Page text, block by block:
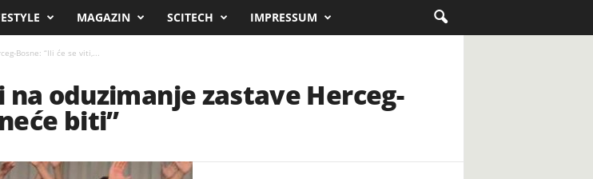
MAGAZIN SCITECH IMPRESSUM
Bosne: “Ili će se viti,...
oduzimanje zastave Herceg-
biti”